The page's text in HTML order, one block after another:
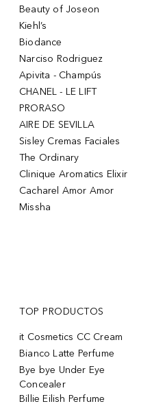
Beauty of Joseon
Kiehl’s
Biodance
Narciso Rodriguez
Apivita - Champús
CHANEL - LE LIFT
PRORASO
AIRE DE SEVILLA
Sisley Cremas Faciales
The Ordinary
Clinique Aromatics Elixir
Cacharel Amor Amor
Missha
TOP PRODUCTOS
it Cosmetics CC Cream
Bianco Latte Perfume
Bye bye Under Eye
Concealer
Billie Eilish Perfume